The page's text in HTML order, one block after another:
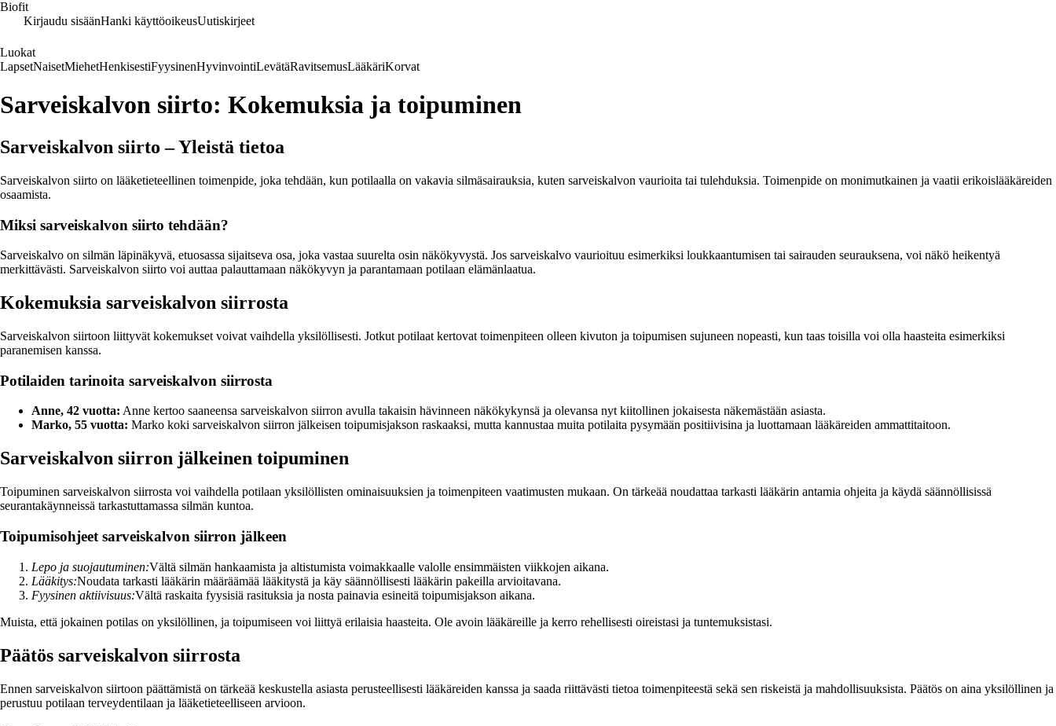
Biofit
Kirjaudu sisäänHanki käyttöoikeusUutiskirjeet
Luokat
LapsetNaisetMiehetHenkisestiFyysinenHyvinvointiLevätäRavitsemusLääkäriKorvat
Sarveiskalvon siirto: Kokemuksia ja toipuminen
Sarveiskalvon siirto – Yleistä tietoa
Sarveiskalvon siirto on lääketieteellinen toimenpide, joka tehdään, kun potilaalla on vakavia silmäsairauksia, kuten sarveiskalvon vaurioita tai tulehduksia. Toimenpide on monimutkainen ja vaatii erikoislääkäreiden
osaamista.
Miksi sarveiskalvon siirto tehdään?
Sarveiskalvo on silmän läpinäkyvä, etuosassa sijaitseva osa, joka vastaa suurelta osin näkökyvystä. Jos sarveiskalvo vaurioituu esimerkiksi loukkaantumisen tai sairauden seurauksena, voi näkö heikentyä
merkittävästi. Sarveiskalvon siirto voi auttaa palauttamaan näkökyvyn ja parantamaan potilaan elämänlaatua.
Kokemuksia sarveiskalvon siirrosta
Sarveiskalvon siirtoon liittyvät kokemukset voivat vaihdella yksilöllisesti. Jotkut potilaat kertovat toimenpiteen olleen kivuton ja toipumisen sujuneen nopeasti, kun taas toisilla voi olla haasteita esimerkiksi
paranemisen kanssa.
Potilaiden tarinoita sarveiskalvon siirrosta
Anne, 42 vuotta: Anne kertoo saaneensa sarveiskalvon siirron avulla takaisin hävinneen näkökykynsä ja olevansa nyt kiitollinen jokaisesta näkemästään asiasta.
Marko, 55 vuotta: Marko koki sarveiskalvon siirron jälkeisen toipumisjakson raskaaksi, mutta kannustaa muita potilaita pysymään positiivisina ja luottamaan lääkäreiden ammattitaitoon.
Sarveiskalvon siirron jälkeinen toipuminen
Toipuminen sarveiskalvon siirrosta voi vaihdella potilaan yksilöllisten ominaisuuksien ja toimenpiteen vaatimusten mukaan. On tärkeää noudattaa tarkasti lääkärin antamia ohjeita ja käydä säännöllisissä
seurantakäynneissä tarkastuttamassa silmän kuntoa.
Toipumisohjeet sarveiskalvon siirron jälkeen
Lepo ja suojautuminen:Vältä silmän hankaamista ja altistumista voimakkaalle valolle ensimmäisten viikkojen aikana.
Lääkitys:Noudata tarkasti lääkärin määräämää lääkitystä ja käy säännöllisesti lääkärin pakeilla arvioitavana.
Fyysinen aktiivisuus:Vältä raskaita fyysisiä rasituksia ja nosta painavia esineitä toipumisjakson aikana.
Muista, että jokainen potilas on yksilöllinen, ja toipumiseen voi liittyä erilaisia haasteita. Ole avoin lääkäreille ja kerro rehellisesti oireistasi ja tuntemuksistasi.
Päätös sarveiskalvon siirrosta
Ennen sarveiskalvon siirtoon päättämistä on tärkeää keskustella asiasta perusteellisesti lääkäreiden kanssa ja saada riittävästi tietoa toimenpiteestä sekä sen riskeistä ja mahdollisuuksista. Päätös on aina yksilöllinen ja
perustuu potilaan terveydentilaan ja lääketieteelliseen arvioon.